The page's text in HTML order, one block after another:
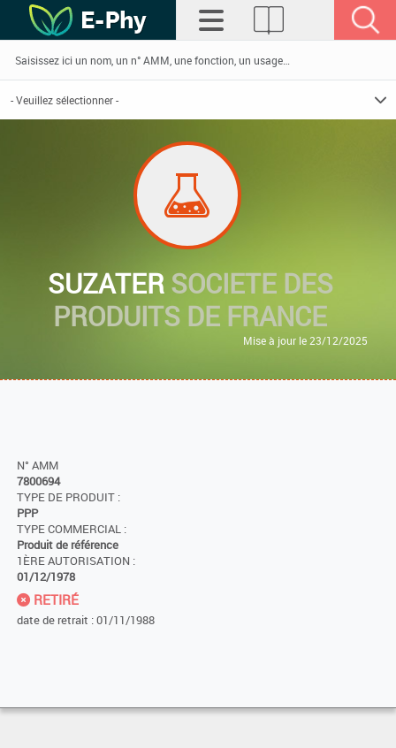
SUZATERSOCIETE DES
PRODUITS DE FRANCE
Mise à jour le 23/12/2025
N° AMM
7800694
TYPE DE PRODUIT :
PPP
TYPE COMMERCIAL :
Produit de référence
1ÈRE AUTORISATION :
01/12/1978
RETIRÉ
date de retrait : 01/11/1988